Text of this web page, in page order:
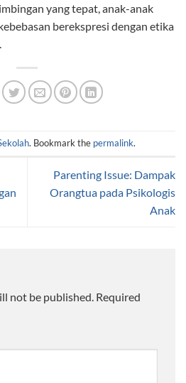
yang tepat, anak-anak
berekspresi dengan etika
. Bookmark the permalink.
Parenting Issue: Dampak
Orangtua pada Psikologis
Anak
not be published. Required